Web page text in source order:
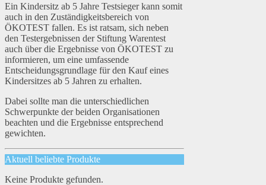
Ein Kindersitz ab 5 Jahre Testsieger kann somit
auch in den Zuständigkeitsbereich von
ÖKOTEST fallen. Es ist ratsam, sich neben
den Testergebnissen der Stiftung Warentest
auch über die Ergebnisse von ÖKOTEST zu
informieren, um eine umfassende
Entscheidungsgrundlage für den Kauf eines
Kindersitzes ab 5 Jahren zu erhalten.
Dabei sollte man die unterschiedlichen
Schwerpunkte der beiden Organisationen
beachten und die Ergebnisse entsprechend
gewichten.
Aktuell beliebte Produkte
Keine Produkte gefunden.